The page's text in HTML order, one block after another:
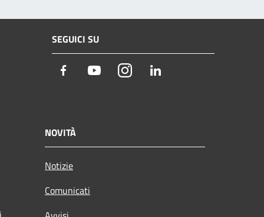
SEGUICI SU
Facebook YoutubeInstagram
NOVITÀ
Notizie
Comunicati